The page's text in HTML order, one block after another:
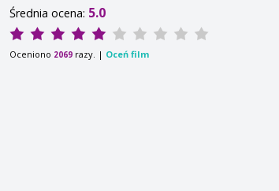
Średnia ocena: 5.0
Oceniono 2069 razy. | Oceń film